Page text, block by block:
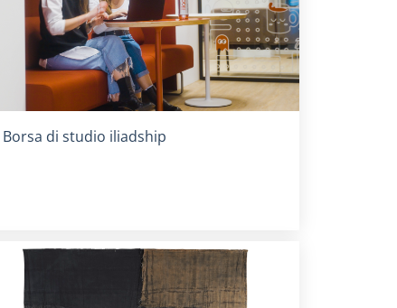
Titolo card:
Borsa di studio iliadship